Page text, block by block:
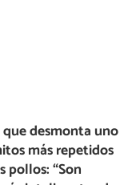
que desmonta uno
más repetidos
pollos: “Son